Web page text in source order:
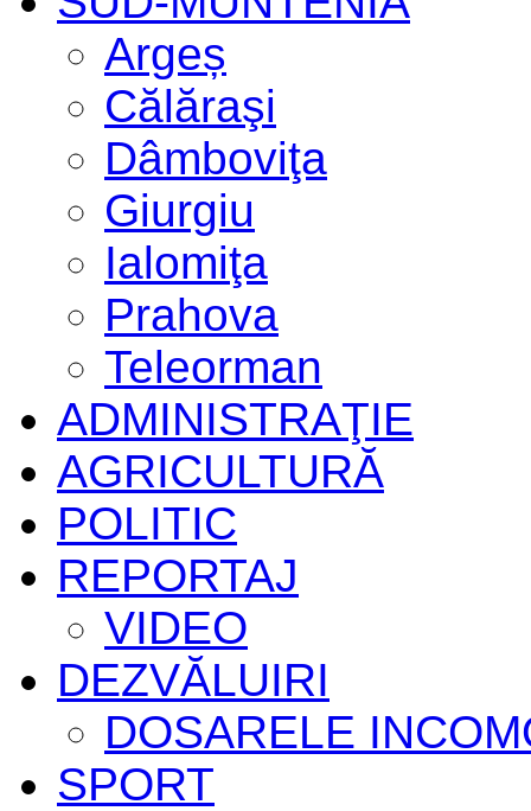
Argeș
Călăraşi
Dâmboviţa
Giurgiu
Ialomiţa
Prahova
Teleorman
ADMINISTRAŢIE
AGRICULTURĂ
POLITIC
REPORTAJ
VIDEO
DEZVĂLUIRI
DOSARELE
SPORT